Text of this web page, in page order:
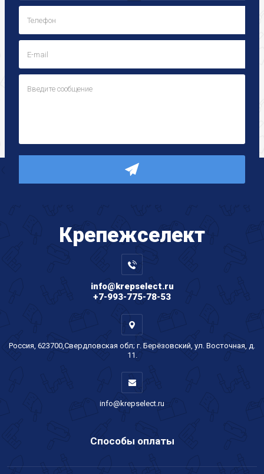
Крепежселект
info@krepselect.ru
+7-993-775-78-53
Россия, 623700,Свердловская обл; г. Берёзовский, ул. Восточная, д.
11.
info@krepselect.ru
Способы оплаты